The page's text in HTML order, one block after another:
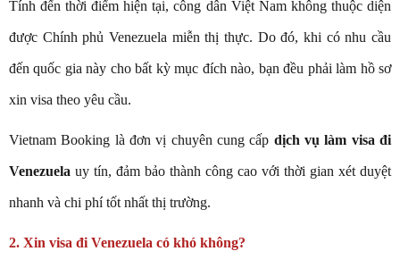
Tính đến thời điểm hiện tại, công dân Việt Nam không thuộc diện
được Chính phủ Venezuela miễn thị thực. Do đó, khi có nhu cầu
đến quốc gia này cho bất kỳ mục đích nào, bạn đều phải làm hồ sơ
xin visa theo yêu cầu.
Vietnam Booking là đơn vị chuyên cung cấp dịch vụ làm visa đi
Venezuela uy tín, đảm bảo thành công cao với thời gian xét duyệt
nhanh và chi phí tốt nhất thị trường.
2. Xin visa đi Venezuela có khó không?